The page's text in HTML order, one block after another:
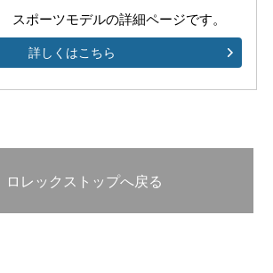
スポーツモデルの詳細ページです。
詳しくはこちら
ロレックストップへ戻る